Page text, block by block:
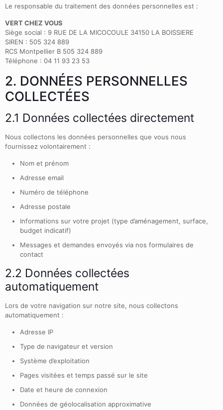
Le responsable du traitement des données personnelles est :
VERT CHEZ VOUS
Siège social : 9 RUE DE LA MICOCOULE 34150 LA BOISSIERE
SIREN : 505 324 889
RCS Montpellier B 505 324 889
Téléphone : 04 11 93 23 53
2. DONNÉES PERSONNELLES
COLLECTÉES
2.1 Données collectées directement
Nous collectons les données personnelles que vous nous
fournissez volontairement :
Nom et prénom
Adresse email
Numéro de téléphone
Adresse postale
Informations sur votre projet (type d’aménagement, surface,
budget indicatif)
Messages et demandes envoyés via nos formulaires de
contact
2.2 Données collectées
automatiquement
Lors de votre navigation sur notre site, nous collectons
automatiquement :
Adresse IP
Type de navigateur et version
Système d’exploitation
Pages visitées et temps passé sur le site
Date et heure de connexion
Données de géolocalisation approximative